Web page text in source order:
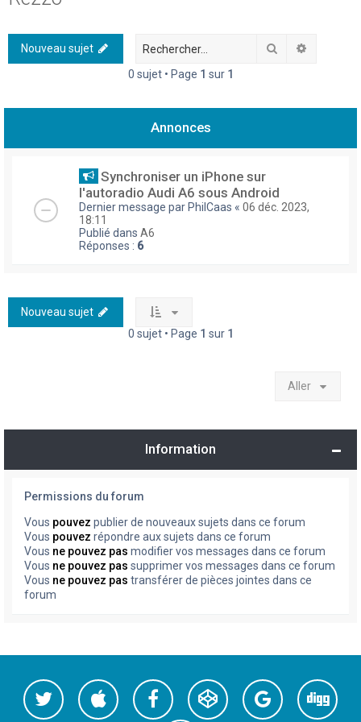
h
r
Nouveau sujet Rechercher
0 sujet • Page 1 sur 1
Annonces
Synchroniser un iPhone sur
l'autoradio Audi A6 sous Android
Dernier message par PhilCaas « 06 déc. 2023,
18:11
Publié dans A6
Réponses : 6
Nouveau sujet
0 sujet • Page 1 sur 1
Aller
Information
Permissions du forum
Vous pouvez publier de nouveaux sujets dans ce forum
Vous pouvez répondre aux sujets dans ce forum
Vous ne pouvez pas modifier vos messages dans ce forum
Vous ne pouvez pas supprimer vos messages dans ce forum
Vous ne pouvez pas transférer de pièces jointes dans ce
forum